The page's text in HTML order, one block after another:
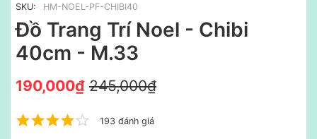
SKU: HM-NOEL-PF-CHIBI40
Đồ Trang Trí Noel - Chibi
40cm - M.33
190,000₫ 245,000₫
193 đánh giá